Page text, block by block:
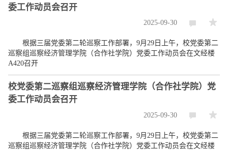
委工作动员会召开
2025-09-30
根据三届党委第二轮巡察工作部署，9月29日上午，校党委第二
巡察组巡察经济管理学院（合作社学院）党委工作动员会在文经楼
A420召开
校党委第二巡察组巡察经济管理学院（合作社学院）党
委工作动员会召开
2025-09-30
根据三届党委第二轮巡察工作部署，9月29日上午，校党委第二
巡察组巡察经济管理学院（合作社学院）党委工作动员会在文经楼